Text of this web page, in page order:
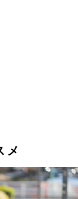
メ